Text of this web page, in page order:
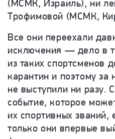
(МСМК, Израиль), ни
Трофимовой (МСМК,
Все они переехали
исключения — дело в
из таких спортсменов
карантин и поэтому
не выступили ни разу.
событие, которое
их спортивных
только они впервые